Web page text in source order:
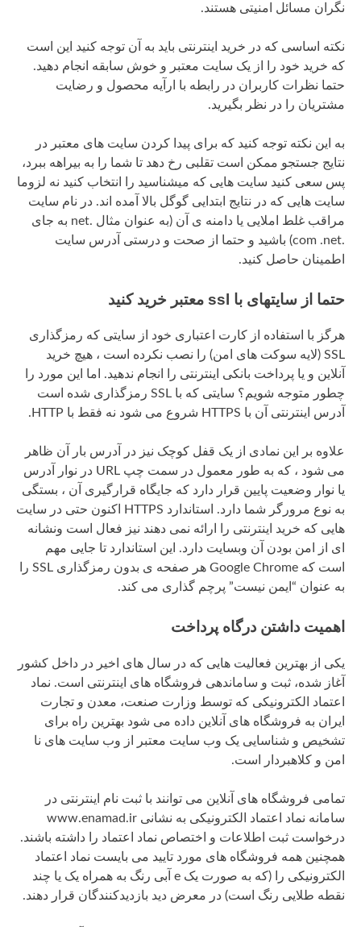
نگران مسائل امنیتی هستند.
نکته اساسی که در خرید اینترنتی باید به آن توجه کنید این است
که خرید خود را از یک سایت معتبر و خوش سابقه انجام دهید.
حتما نظرات کاربران در رابطه با ارآیه محصول و رضایت
مشتریان را در نظر بگیرید.
به این نکته توجه کنید که برای پیدا کردن سایت های معتبر در
نتایج جستجو ممکن است تقلبی رخ دهد تا شما را به بیراهه ببرد،
پس سعی کنید سایت هایی که میشناسید را انتخاب کنید نه لزوما
سایت هایی که در نتایج ابتدایی گوگل بالا آمده اند. در نام سایت
مراقب غلط املایی یا دامنه ی آن (به عنوان مثال .net به جای
.com .net) باشید و حتما از صحت و درستی آدرس سایت
اطمینان حاصل کنید.
حتما از سایتهای با ssl معتبر خرید کنید
هرگز با استفاده از کارت اعتباری خود از سایتی که رمزگذاری
SSL (لایه سوکت های امن) را نصب نکرده است ، هیچ خرید
آنلاین و یا پرداخت بانکی اینترنتی را انجام ندهید. اما این مورد را
چطور متوجه شویم؟ سایتی که با SSL رمزگذاری شده است
آدرس اینترنتی آن با HTTPS شروع می شود نه فقط با HTTP.
علاوه بر این نمادی از یک قفل کوچک نیز در آدرس بار آن ظاهر
می شود ، که به طور معمول در سمت چپ URL در نوار آدرس
یا نوار وضعیت پایین قرار دارد که جایگاه قرارگیری آن ، بستگی
به نوع مرورگر شما دارد. استاندارد HTTPS اکنون حتی در سایت
هایی که خرید اینترنتی را ارائه نمی دهند نیز فعال است ونشانه
ای از امن بودن آن وبسایت دارد. این استاندارد تا جایی مهم
است که Google Chrome هر صفحه ی بدون رمزگذاری SSL را
به عنوان “ایمن نیست” پرچم گذاری می کند.
اهمیت داشتن درگاه پرداخت
یکی از بهترین فعالیت هایی که در سال های اخیر در داخل کشور
آغاز شده، ثبت و ساماندهی فروشگاه های اینترنتی است. نماد
اعتماد الکترونیکی که توسط وزارت صنعت، معدن و تجارت
ایران به فروشگاه های آنلاین داده می شود بهترین راه برای
تشخیص و شناسایی یک وب سایت معتبر از وب سایت های نا
امن و کلاهبردار است.
تمامی فروشگاه های آنلاین می توانند با ثبت نام اینترنتی در
سامانه نماد اعتماد الکترونیکی به نشانی www.enamad.ir
درخواست ثبت اطلاعات و اختصاص نماد اعتماد را داشته باشند.
همچنین همه فروشگاه های مورد تایید می بایست نماد اعتماد
الکترونیکی را (که به صورت یک e آبی رنگ به همراه یک یا چند
نقطه طلایی رنگ است) در معرض دید بازدیدکنندگان قرار دهند.